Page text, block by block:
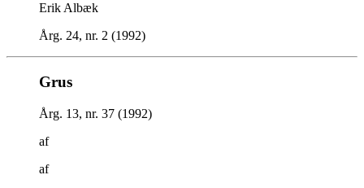
Erik Albæk
Årg. 24, nr. 2 (1992)
Grus
Årg. 13, nr. 37 (1992)
af
af